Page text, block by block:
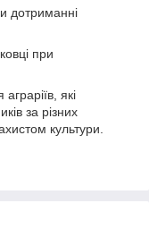
дотриманні
при
які
за різних
культури.